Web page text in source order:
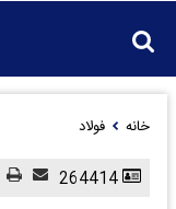
خانه فولاد